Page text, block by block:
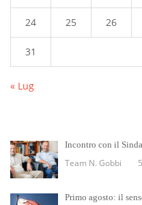
24 25 26
31
« Lug
Incontro con il
Team N. Gobbi
Primo agosto: il